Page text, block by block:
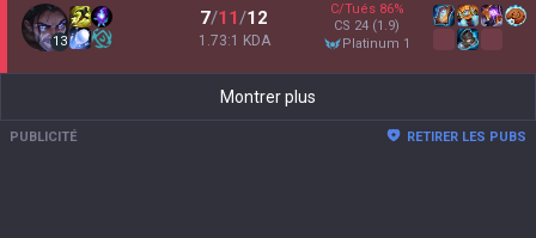
13
7/11/12
1.73:1 KDA
C/Tués 86%
CS 24 (1.9)
platinum 1
Montrer plus
PUBLICITÉ RETIRER LES PUBS